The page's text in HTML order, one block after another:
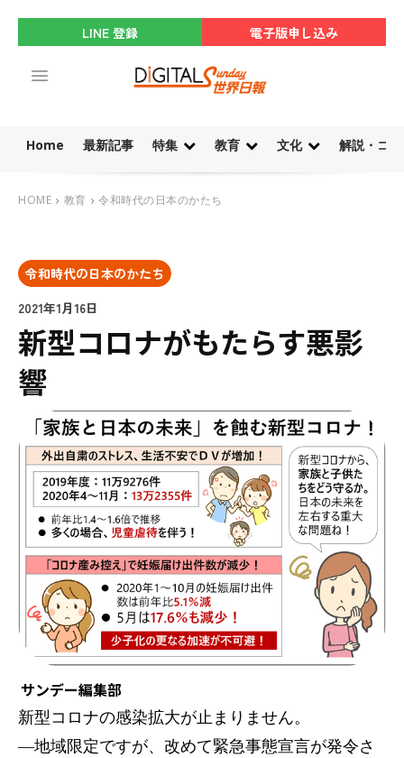
LINE 登録 電子版申し込み
Home 最新記事 特集 教育 文化 解説・コ
HOME 教育 令和時代の日本のかたち
令和時代の日本のかたち
2021年1月16日
新型コロナがもたらす悪影
響
サンデー編集部
新型コロナの感染拡大が止まりません。
—地域限定ですが、改めて緊急事態宣言が発令さ